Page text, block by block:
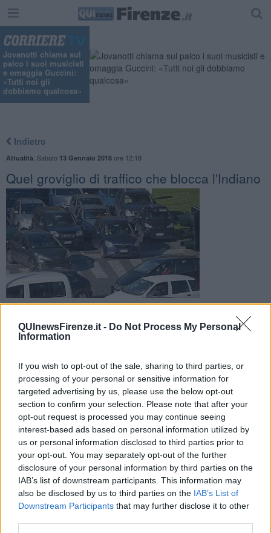
QUInewsFirenze.it - Do Not Process My Personal
Information
If you wish to opt-out of the sale, sharing to third parties, or
processing of your personal or sensitive information for
targeted advertising by us, please use the below opt-out
section to confirm your selection. Please note that after your
opt-out request is processed you may continue seeing
interest-based ads based on personal information utilized by
us or personal information disclosed to third parties prior to
your opt-out. You may separately opt-out of the further
disclosure of your personal information by third parties on the
IAB’s list of downstream participants. This information may
also be disclosed by us to third parties on the IAB’s List of
Downstream Participants that may further disclose it to other
Jovanotti chiama sul
palco i suoi musicisti
e omaggia Guccini:
«Tutti noi gli
dobbiamo qualcosa»
Indietro
Attualità Sabato 13 Gennaio 2018ore 12:18
Quel groviglio di traffico che blocca l'Indiano
rendere più fluida la viabilità tra il viadotto e Ponte a Greve
FIRENZE —
Nello specifico, la riunione tra i rappresentanti
istituzionali dei due Comuni, Firenze e Scandicci, si è concentrata
sui percorsi di collegamento tra ilGalluzzoe ilViadotto
dell’Indiano, con i passaggi nel territorio di Scandicci attraverso i
quartieri di San Giusto e Le Bagnese e lungo le direttrici Ponte a
Greve, Pisana e via Baccio da Montelupo. Palazzo Vecchio si è
impegnato ad affidare l’incarico per studiare soluzioni che rendano
il traffico più sostenibile.
Quello preso in considerazione è l’ultimo tratto di viabilità ancora
senza una ipotesi risolutiva lungo il percorso Galluzzo-Indiano dopo
la realizzazione delle rotatorie di via Minervini e via Bugiardini.